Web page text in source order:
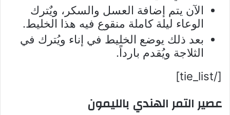
الآن يتم إضافة العسل والسكر، ويٌترك
الوعاء ليلة كاملة منقوع فيه هذا الخليط.
بعد ذلك يوضع الخليط في إناء ويُترك في
الثلاجة ويُقدم بارداً.
[/tie_list]
عصير التمر الهندي بالليمون